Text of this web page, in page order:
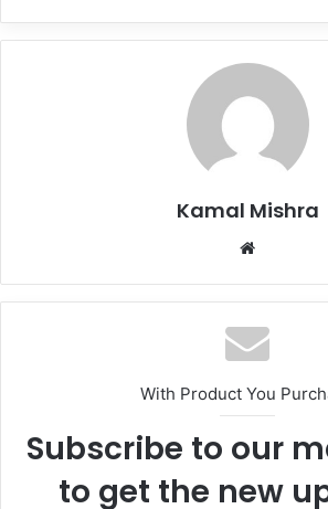
Kamal Mishra
Website
With Product You
Subscribe to our
to get the new